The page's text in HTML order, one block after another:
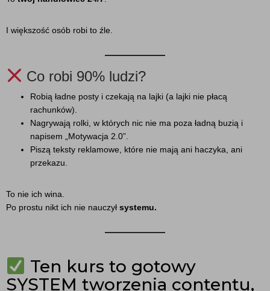
I większość osób robi to źle.
Co robi 90% ludzi?
Robią ładne posty i czekają na lajki (a lajki nie płacą
rachunków).
Nagrywają rolki, w których nic nie ma poza ładną buzią i
napisem „Motywacja 2.0”.
Piszą teksty reklamowe, które nie mają ani haczyka, ani
przekazu.
To nie ich wina.
Po prostu nikt ich nie nauczył systemu.
Ten kurs to gotowy
SYSTEM tworzenia contentu,